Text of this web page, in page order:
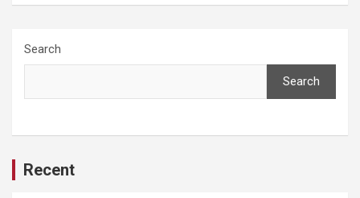
Search
Search
Recent